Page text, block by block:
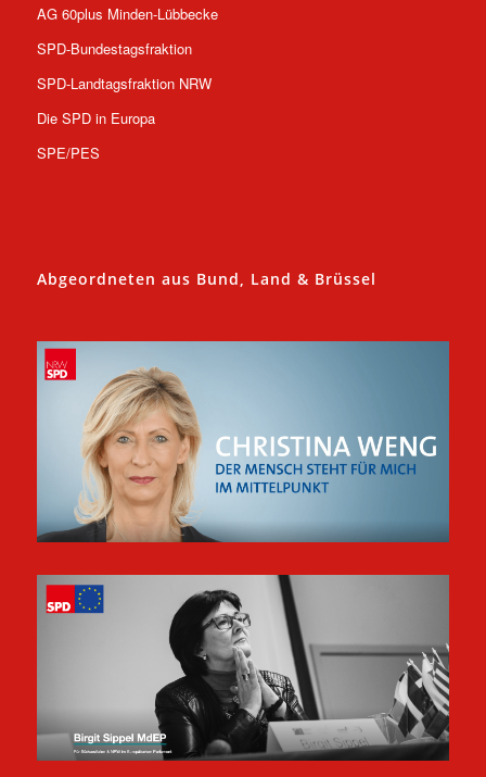
AG 60plus Minden-Lübbecke
SPD-Bundestagsfraktion
SPD-Landtagsfraktion NRW
Die SPD in Europa
SPE/PES
Abgeordneten aus Bund, Land & Brüssel